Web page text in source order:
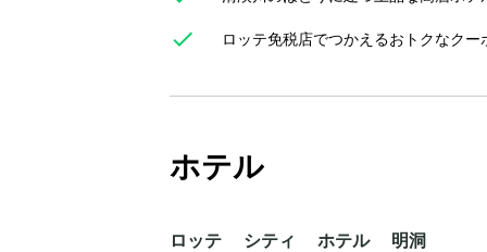
ロッテ免税店でつかえるおトクなク
ホテル
ロッテ シティ ホテル 明洞